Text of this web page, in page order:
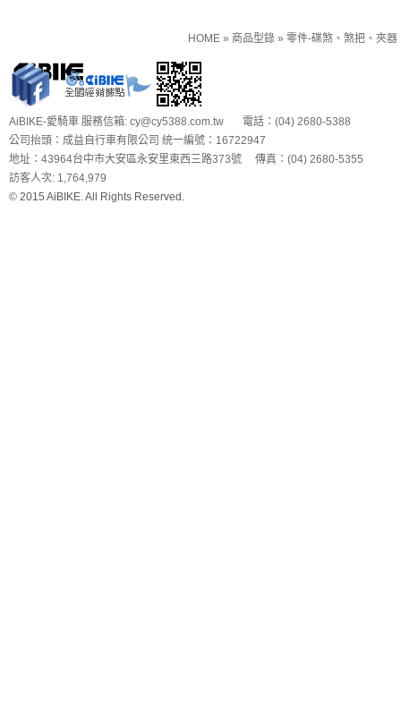
HOME » 商品型錄 » 零件-碟煞、煞把、夾器
AiBIKE-愛騎車 服務信箱: cy@cy5388.com.tw 電話：(04) 2680-5388
公司抬頭：成益自行車有限公司 統一編號：16722947
地址：43964台中市大安區永安里東西三路373號 傳真：(04) 2680-5355
訪客人次: 1,764,979
© 2015 AiBIKE. All Rights Reserved.